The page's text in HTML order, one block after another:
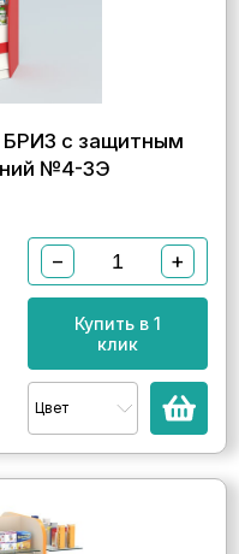
БРИЗ с защитным
№4-ЗЭ
− +
Купить в 1
клик
Цвет